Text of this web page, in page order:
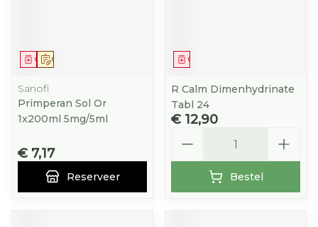
Op voorschrift
Geneesmiddel
Sanofi
Primperan Sol Or
1x200ml 5mg/5ml
€ 7,17
Reserveer
Geneesmiddel
R Calm Dimenhydrinate
Tabl 24
€ 12,90
Bestel